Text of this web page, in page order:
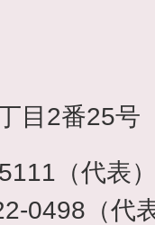
目2番25号
（代表
0498（代